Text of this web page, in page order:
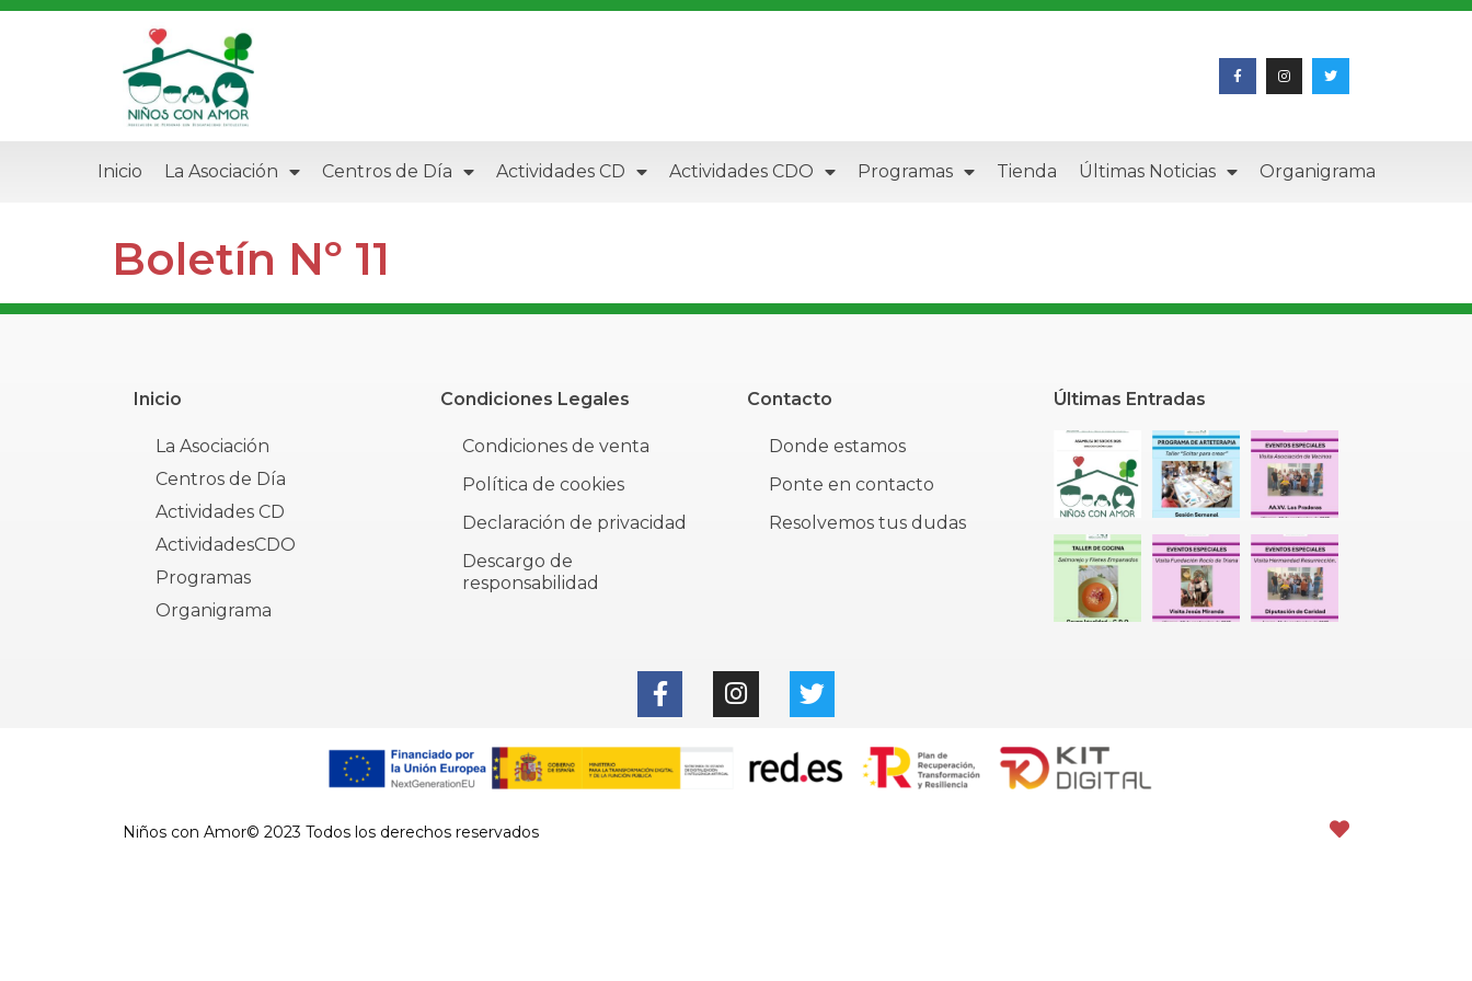
Inicio La Asociación Centros de Día Actividades CD Actividades CDO Programas Tienda Últimas Noticias Organigrama
Boletín Nº 11
Inicio
La Asociación
Centros de Día
Actividades CD
ActividadesCDO
Programas
Organigrama
Condiciones Legales
Condiciones de venta
Política de cookies
Declaración de privacidad
Descargo de
responsabilidad
Contacto
Donde estamos
Ponte en contacto
Resolvemos tus dudas
Últimas Entradas
Niños con Amor© 2023 Todos los derechos reservados